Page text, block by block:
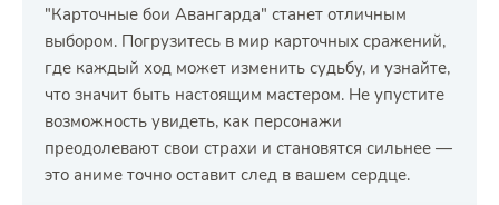
"Карточные бои Авангарда" станет отличным
выбором. Погрузитесь в мир карточных сражений,
где каждый ход может изменить судьбу, и узнайте,
что значит быть настоящим мастером. Не упустите
возможность увидеть, как персонажи
преодолевают свои страхи и становятся сильнее —
это аниме точно оставит след в вашем сердце.